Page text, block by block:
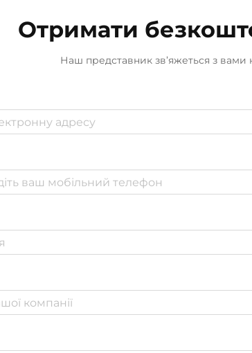
Отримати
Наш представник зв’яжеться з